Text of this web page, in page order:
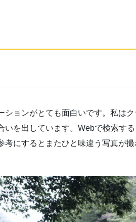
ョンがとても面白いです。私は
を出しています。Webで検索す
にするとまたひと味違う写真が撮